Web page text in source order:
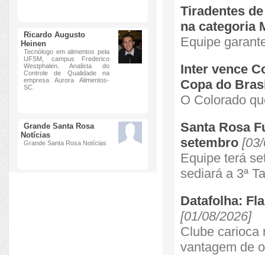
Ricardo Augusto
Heinen
Tecnólogo em alimentos pela
UFSM, campus Frederico
Westphalen. Analista do
Controle de Qualidade na
empresa Aurora Alimentos-
SC.
Grande Santa Rosa
Notícias
Grande Santa Rosa Notícias
Tiradentes
na categoria
Equipe
Inter vence
Copa do
O Colorado
Santa Rosa
setembro
Equipe terá
sediará a 3ª
Datafolha:
[01/08/2026]
Clube carioca
vantagem de